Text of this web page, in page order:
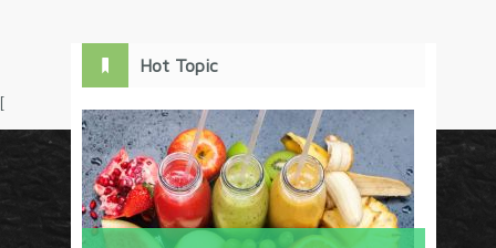
Hot Topic
[
Circulo Marketing concentra lo último en estrategias,